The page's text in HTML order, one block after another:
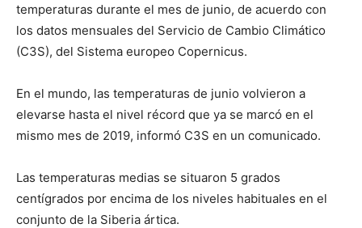
temperaturas durante el mes de junio, de acuerdo con
los datos mensuales del Servicio de Cambio Climático
(C3S), del Sistema europeo Copernicus.
En el mundo, las temperaturas de junio volvieron a
elevarse hasta el nivel récord que ya se marcó en el
mismo mes de 2019, informó C3S en un comunicado.
Las temperaturas medias se situaron 5 grados
centígrados por encima de los niveles habituales en el
conjunto de la Siberia ártica.